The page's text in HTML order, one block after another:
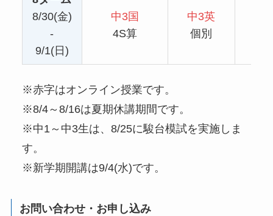
8/30(金)
-
9/1(日)
中3国
4S算
中3英
個別
※赤字はオンライン授業です。
※8/4～8/16は夏期休講期間です。
※中1～中3生は、8/25に駿台模試を実施しま
す。
※新学期開講は9/4(水)です。
お問い合わせ・お申し込み